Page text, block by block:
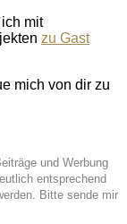
mit
zu Gast
mich von dir zu
und Werbung
entsprechend
Bitte sende mir